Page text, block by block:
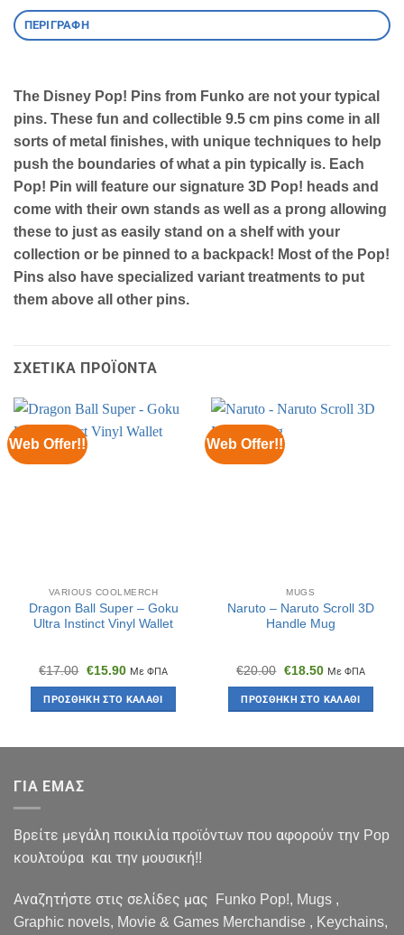
ΠΕΡΙΓΡΑΦΉ
The Disney Pop! Pins from Funko are not your typical
pins. These fun and collectible 9.5 cm pins come in all
sorts of metal finishes, with unique techniques to help
push the boundaries of what a pin typically is. Each
Pop! Pin will feature our signature 3D Pop! heads and
come with their own stands as well as a prong allowing
these to just as easily stand on a shelf with your
collection or be pinned to a backpack! Most of the Pop!
Pins also have specialized variant treatments to put
them above all other pins.
ΣΧΕΤΙΚΆ ΠΡΟΪΌΝΤΑ
Web Offer!!
VARIOUS COOLMERCH
Dragon Ball Super – Goku
Ultra Instinct Vinyl Wallet
€17.00 Original
was:
€17.00.
€15.90Η
τιμή
είναι:
Με ΦΠΑ
ΠΡΟΣΘΉΚΗ ΣΤΟ ΚΑΛΆΘΙ
Web Offer!!
MUGS
Naruto – Naruto Scroll 3D
Handle Mug
€20.00 Original
was:
€20.00.
€18.50Η
τιμή
είναι:
Με ΦΠΑ
ΠΡΟΣΘΉΚΗ ΣΤΟ ΚΑΛΆΘΙ
ΓΙΑ ΕΜΑΣ
Βρείτε μεγάλη ποικιλία προϊόντων που αφορούν την Pop
κουλτούρα και την μουσική!!
Αναζητήστε στις σελίδες μας Funko Pop!, Mugs ,
Graphic novels, Movie & Games Merchandise , Keychains,